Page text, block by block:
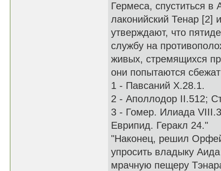
Гермеса, спуститься в
лаконийский Тенар [2]
утверждают, что
службу на
живых, стремящихся
они попытаются
1 - Павсаний Х.28.1.
2 - Аполлодор II.512;
3 - Гомер. Илиада
Еврипид. Геракл 24."
"Наконец, решил
упросить владыку
мрачную пещеру